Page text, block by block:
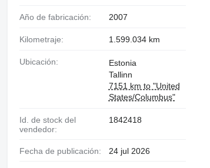
Año de fabricación: 2007
Kilometraje: 1.599.034 km
Ubicación:
Estonia
Tallinn
7151 km to "United
States/Columbus"
Id. de stock del
vendedor:
1842418
Fecha de publicación: 24 jul 2026